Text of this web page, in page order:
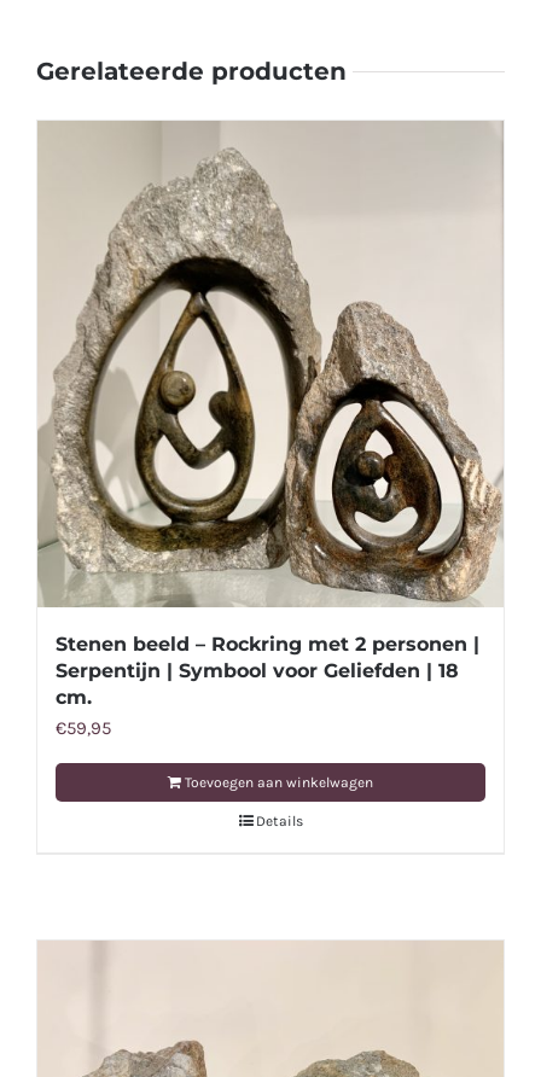
Gerelateerde producten
Stenen beeld – Rockring met 2 personen |
Serpentijn | Symbool voor Geliefden | 18
cm.
€59,95
Toevoegen aan winkelwagen
Details